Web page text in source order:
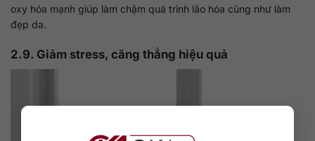
oxy hóa mạnh giúp làm chậm quá trình lão hóa cũng như làm
đẹp da.
2.9. Giảm stress, căng thẳng hiệu quả